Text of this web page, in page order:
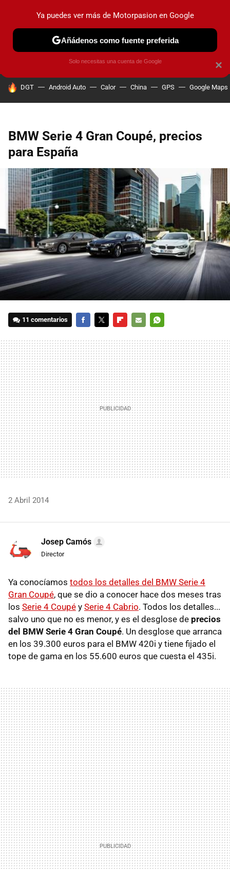
PRUEBAS COCHES ELÉCTRICOS OBSERVATORIO
HOY SE HABLA DE
DGT Android Auto Calor China GPS Google Maps
BMW Serie 4 Gran Coupé, precios
para España
11 comentarios
MAIL
2 Abril 2014
Josep Camós
Director
Ya conocíamos todos los detalles del BMW Serie 4
Gran Coupé, que se dio a conocer hace dos meses tras
los Serie 4 Coupé y Serie 4 Cabrio. Todos los detalles...
salvo uno que no es menor, y es el desglose de precios
del BMW Serie 4 Gran Coupé. Un desglose que arranca
en los 39.300 euros para el BMW 420i y tiene fijado el
tope de gama en los 55.600 euros que cuesta el 435i.
×
Ya puedes ver más de Motorpasion en Google
Añádenos como fuente preferida
Solo necesitas una cuenta de Google